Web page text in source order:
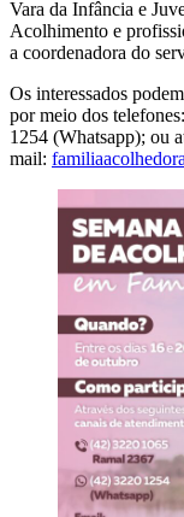
Vara da Infância e
Acolhimento e
a coordenadora do
Os interessados
por meio dos
1254 (Whatsapp); ou
mail: